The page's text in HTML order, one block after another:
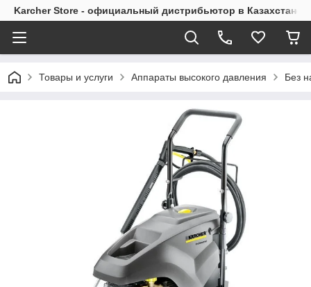
Karcher Store - официальный дистрибьютор в Казахстане
Товары и услуги Аппараты высокого давления Без